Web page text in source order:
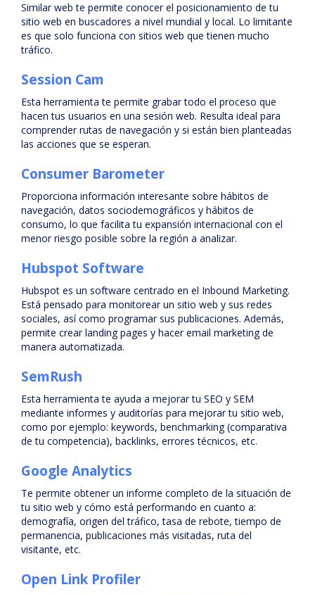
Similar web te permite conocer el posicionamiento de tu
sitio web en buscadores a nivel mundial y local. Lo limitante
es que solo funciona con sitios web que tienen mucho
tráfico.
Session Cam
Esta herramienta te permite grabar todo el proceso que
hacen tus usuarios en una sesión web. Resulta ideal para
comprender rutas de navegación y si están bien planteadas
las acciones que se esperan.
Consumer Barometer
Proporciona información interesante sobre hábitos de
navegación, datos sociodemográficos y hábitos de
consumo, lo que facilita tu expansión internacional con el
menor riesgo posible sobre la región a analizar.
Hubspot Software
Hubspot es un software centrado en el Inbound Marketing.
Está pensado para monitorear un sitio web y sus redes
sociales, así como programar sus publicaciones. Además,
permite crear landing pages y hacer email marketing de
manera automatizada.
SemRush
Esta herramienta te ayuda a mejorar tu SEO y SEM
mediante informes y auditorías para mejorar tu sitio web,
como por ejemplo: keywords, benchmarking (comparativa
de tu competencia), backlinks, errores técnicos, etc.
Google Analytics
Te permite obtener un informe completo de la situación de
tu sitio web y cómo está performando en cuanto a:
demografía, origen del tráfico, tasa de rebote, tiempo de
permanencia, publicaciones más visitadas, ruta del
visitante, etc.
Open Link Profiler